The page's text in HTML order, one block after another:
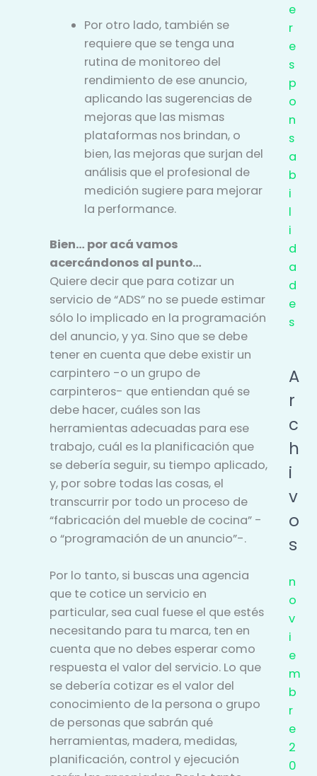
Por otro lado, también se
requiere que se tenga una
rutina de monitoreo del
rendimiento de ese anuncio,
aplicando las sugerencias de
mejoras que las mismas
plataformas nos brindan, o
bien, las mejoras que surjan del
análisis que el profesional de
medición sugiere para mejorar
la performance.
Bien… por acá vamos
acercándonos al punto…
Quiere decir que para cotizar un
servicio de “ADS” no se puede estimar
sólo lo implicado en la programación
del anuncio, y ya. Sino que se debe
tener en cuenta que debe existir un
carpintero -o un grupo de
carpinteros- que entiendan qué se
debe hacer, cuáles son las
herramientas adecuadas para ese
trabajo, cuál es la planificación que
se debería seguir, su tiempo aplicado,
y, por sobre todas las cosas, el
transcurrir por todo un proceso de
“fabricación del mueble de cocina” -
o “programación de un anuncio”-.
Por lo tanto, si buscas una agencia
que te cotice un servicio en
particular, sea cual fuese el que estés
necesitando para tu marca, ten en
cuenta que no debes esperar como
respuesta el valor del servicio. Lo que
se debería cotizar es el valor del
conocimiento de la persona o grupo
de personas que sabrán qué
herramientas, madera, medidas,
planificación, control y ejecución
e
r
e
s
p
o
n
s
a
b
i
l
i
d
a
d
e
s
A
r
c
h
i
v
o
s
n
o
v
i
e
m
b
r
e
2
0